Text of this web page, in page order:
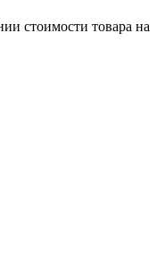
стоимости товара на